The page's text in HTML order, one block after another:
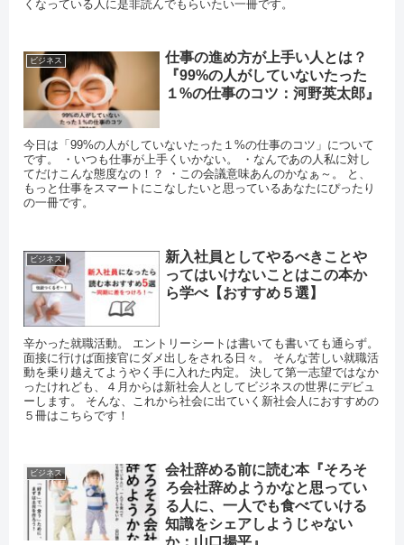
くなっている人に是非読んでもらいたい一冊です。
ビジネス
仕事の進め方が上手い人とは？
『99%の人がしていないたった
１%の仕事のコツ：河野英太郎』
今日は「99%の人がしていないたった１%の仕事のコツ」について
です。 ・いつも仕事が上手くいかない。 ・なんであの人私に対し
てだけこんな態度なの！？ ・この会議意味あんのかなぁ～。 と、
もっと仕事をスマートにこなしたいと思っているあなたにぴったり
の一冊です。
ビジネス
新入社員としてやるべきことや
ってはいけないことはこの本か
ら学べ【おすすめ５選】
辛かった就職活動。 エントリーシートは書いても書いても通らず。
面接に行けば面接官にダメ出しをされる日々。 そんな苦しい就職活
動を乗り越えてようやく手に入れた内定。 決して第一志望ではなか
ったけれども、４月からは新社会人としてビジネスの世界にデビュ
ーします。 そんな、これから社会に出ていく新社会人におすすめの
５冊はこちらです！
ビジネス
会社辞める前に読む本『そろそ
ろ会社辞めようかなと思ってい
る人に、一人でも食べていける
知識をシェアしようじゃない
か：山口揚平』